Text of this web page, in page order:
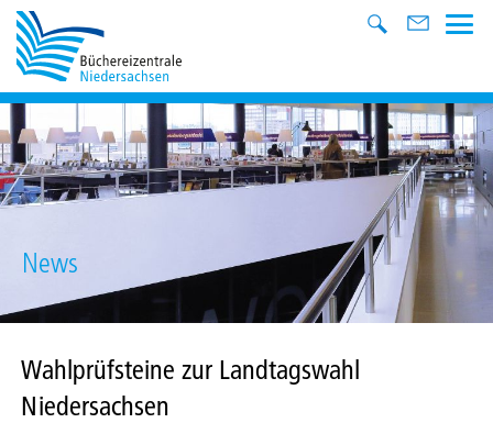
News
Wahlprüfsteine zur Landtagswahl
Niedersachsen